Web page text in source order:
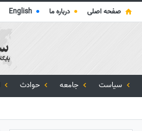
صفحه اصلی ● درباره ما ●
English
سیاست جامعه حوادث